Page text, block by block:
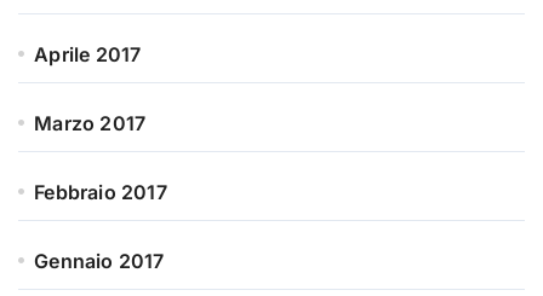
Aprile 2017
Marzo 2017
Febbraio 2017
Gennaio 2017